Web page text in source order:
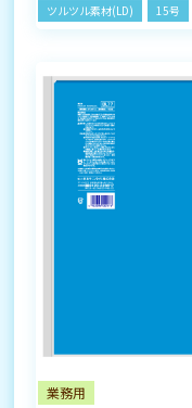
ツルツル素材(LD) 15号
業務用